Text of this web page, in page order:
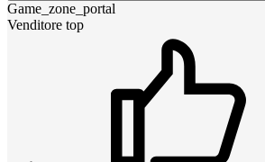
Game_zone_portal
Venditore top